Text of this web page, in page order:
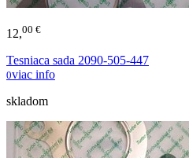
12,00 €
Tesniaca sada 2090-505-447
0viac info
skladom